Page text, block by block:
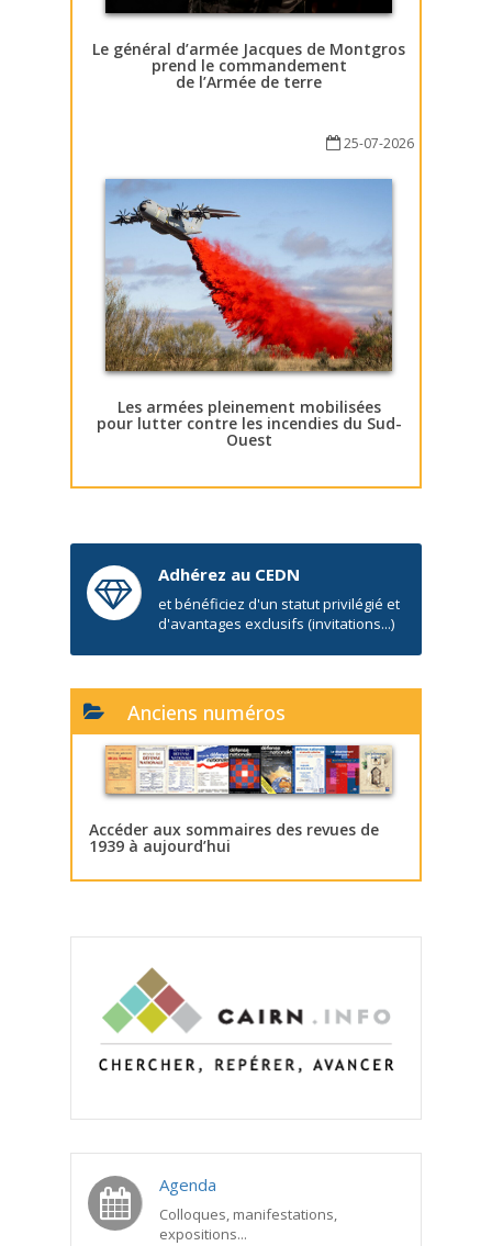
Le général d’armée Jacques de Montgros
prend le commandement
de l’Armée de terre
25-07-2026
Les armées pleinement mobilisées
pour lutter contre les incendies du Sud-
Ouest
Adhérez au CEDN
et bénéficiez d'un statut privilégié et
d'avantages exclusifs (invitations...)
Anciens numéros
Accéder aux sommaires des revues de
1939 à aujourd’hui
Agenda
Colloques, manifestations,
expositions...